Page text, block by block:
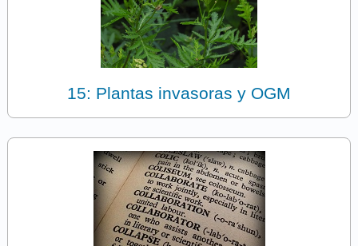
15: Plantas invasoras y OGM